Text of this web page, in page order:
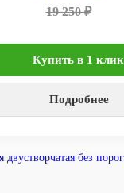
19 250 ₽
Купить в 1 клик
Подробнее